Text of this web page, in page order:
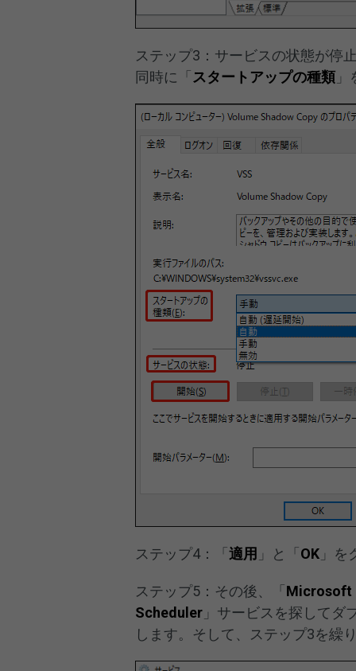
ステップ3：サービスの状態が停
同時に「 スタートアップの種類 」
ステップ4：「適用 」と「 OK 」を
ステップ5：その後、「 Microsoft
Scheduler 」サービスを探してダ
します。そして、ステップ3を繰